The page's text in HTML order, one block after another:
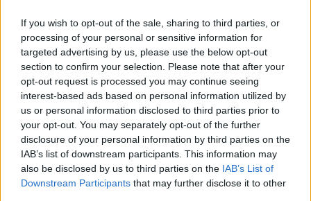
If you wish to opt-out of the sale, sharing to third parties, or
processing of your personal or sensitive information for
targeted advertising by us, please use the below opt-out
section to confirm your selection. Please note that after your
opt-out request is processed you may continue seeing
interest-based ads based on personal information utilized by
us or personal information disclosed to third parties prior to
your opt-out. You may separately opt-out of the further
disclosure of your personal information by third parties on the
IAB’s list of downstream participants. This information may
also be disclosed by us to third parties on the IAB’s List of
Downstream Participants that may further disclose it to other
συνέχισε το βράσιμο, ανακατεύοντας
συνεχώς για 3-4 λεπτά, μέχρι να πήξει.
Προσθήκη ζάχαρης και βανίλιας: Ρίξε τη
ζάχαρη και τη βανίλια (αν τη χρησιμοποιείς)
και ανακάτεψε καλά μέχρι να λιώσει η
ζάχαρη και να ενσωματωθούν τα υλικά.
Σερβίρισμα: Μόλις το ρυζόγαλο πήξει και
αποκτήσει την επιθυμητή υφή, σβήσε τη